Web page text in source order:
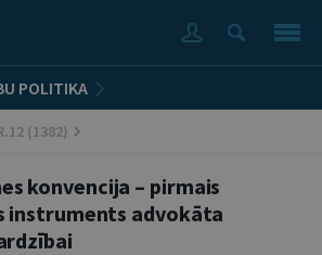
POLITIKA
(1382)
konvencija – pirmais
instruments advokāta